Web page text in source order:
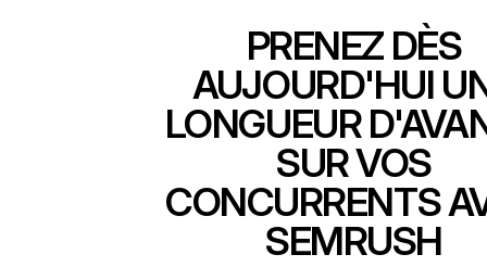
PRENEZ DÈS
AUJOURD'HUI
LONGUEUR
SUR VOS
CONCURRENTS
SEMRUSH